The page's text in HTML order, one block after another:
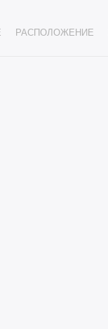
РАСПОЛОЖЕНИЕ